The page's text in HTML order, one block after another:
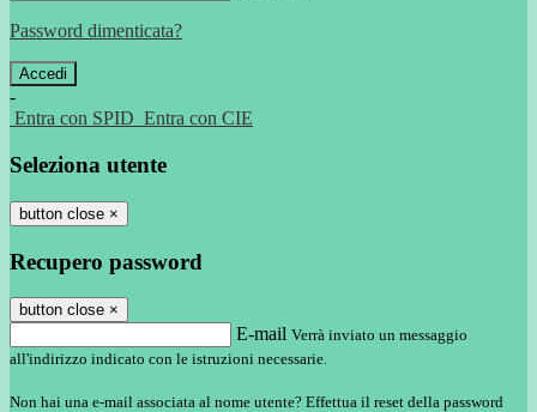
Password dimenticata?
-
Entra con SPID Entra con CIE
Seleziona utente
button close ×
Recupero password
button close ×
E-mail Verrà inviato un messaggio
all'indirizzo indicato con le istruzioni necessarie.
Non hai una e-mail associata al nome utente? Effettua il reset della password